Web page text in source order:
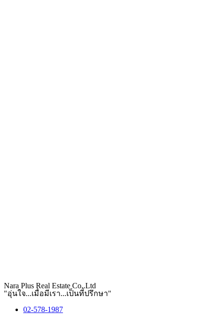
Nara Plus Real Estate Co,.Ltd
"อุ่นใจ...เมื่อมีเรา...เป็นที่ปรึกษา"
02-578-1987